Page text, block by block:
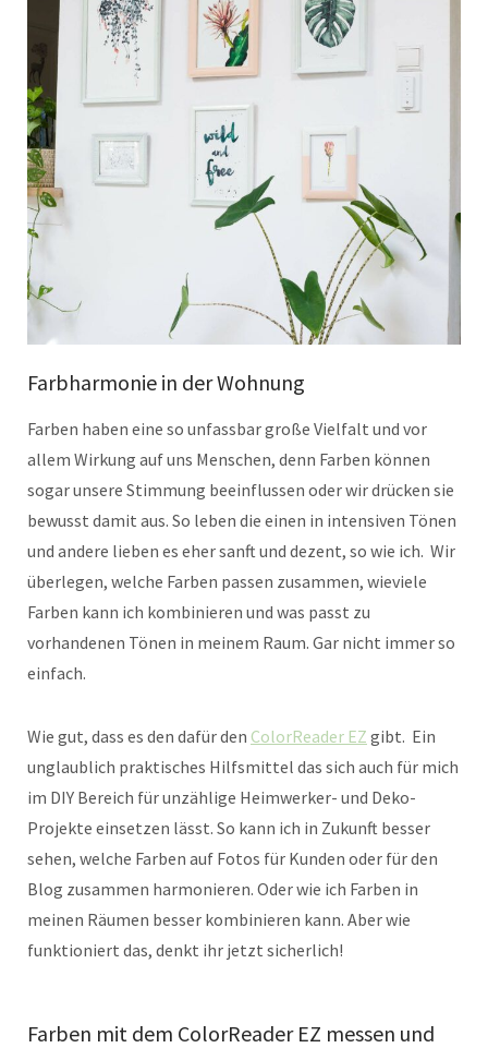
Farbharmonie in der Wohnung
Farben haben eine so unfassbar große Vielfalt und vor
allem Wirkung auf uns Menschen, denn Farben können
sogar unsere Stimmung beeinflussen oder wir drücken sie
bewusst damit aus. So leben die einen in intensiven Tönen
und andere lieben es eher sanft und dezent, so wie ich. Wir
überlegen, welche Farben passen zusammen, wieviele
Farben kann ich kombinieren und was passt zu
vorhandenen Tönen in meinem Raum. Gar nicht immer so
einfach.
Wie gut, dass es den dafür den ColorReader EZ gibt. Ein
unglaublich praktisches Hilfsmittel das sich auch für mich
im DIY Bereich für unzählige Heimwerker- und Deko-
Projekte einsetzen lässt. So kann ich in Zukunft besser
sehen, welche Farben auf Fotos für Kunden oder für den
Blog zusammen harmonieren. Oder wie ich Farben in
meinen Räumen besser kombinieren kann. Aber wie
funktioniert das, denkt ihr jetzt sicherlich!
Farben mit dem ColorReader EZ messen und